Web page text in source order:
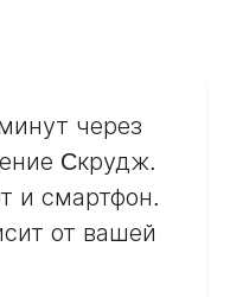
через
Cкрудж.
и смартфон.
от вашей